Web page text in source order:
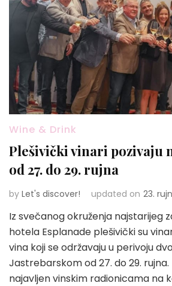
Wine & Drink
Plešivički vinari pozivaju
od 27. do 29. rujna
by Let's discover! updated on 23.
Iz svečanog okruženja najstarijeg
hotela Esplanade plešivički su
vina koji se održavaju u perivoju
Jastrebarskom od 27. do 29.
najavljen vinskim radionicama na